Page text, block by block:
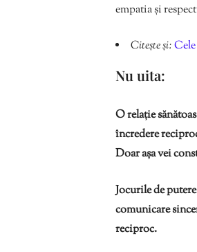
empatia și
Citește și:
Nu uita:
O relație
încredere
Doar așa vei
Jocurile de
comunicare
reciproc.